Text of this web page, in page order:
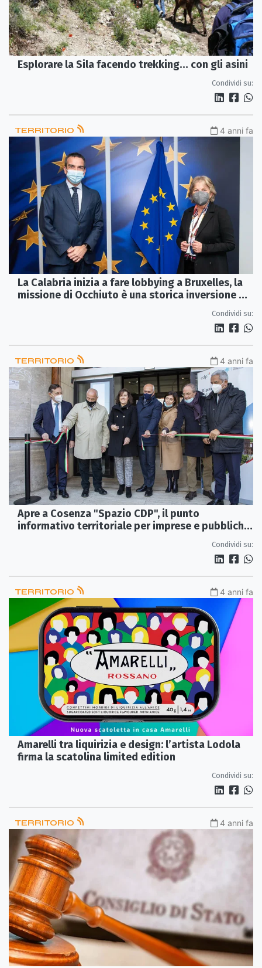
Esplorare la Sila facendo trekking… con gli asini
Condividi su:
TERRITORIO 4 anni fa
La Calabria inizia a fare lobbying a Bruxelles, la
missione di Occhiuto è una storica inversione di
Condividi su:
TERRITORIO 4 anni fa
Apre a Cosenza "Spazio CDP", il punto
informativo territoriale per imprese e pubbliche
Condividi su:
TERRITORIO 4 anni fa
Amarelli tra liquirizia e design: l’artista Lodola
firma la scatolina limited edition
Condividi su:
TERRITORIO 4 anni fa